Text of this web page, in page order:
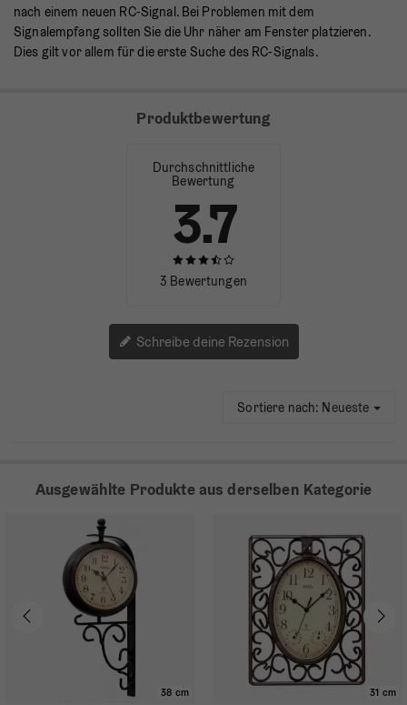
nach einem neuen RC-Signal. Bei Problemen mit dem
Signalempfang sollten Sie die Uhr näher am Fenster platzieren.
Dies gilt vor allem für die erste Suche des RC-Signals.
Produktbewertung
Durchschnittliche
Bewertung
3.7
3 Bewertungen
Schreibe deine Rezension
Sortiere nach: Neueste
Ausgewählte Produkte aus derselben Kategorie
38 cm 31 cm